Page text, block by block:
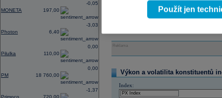
MONETA 197,00
-0,05
Photon 6,40
-3,03
Pilulka 110,00
0,00
PM 18 760,00
0,00
Primoco 720,00
-1,37
Reklama
Výkon a volatilita konstituentů
Index:
Použít jen